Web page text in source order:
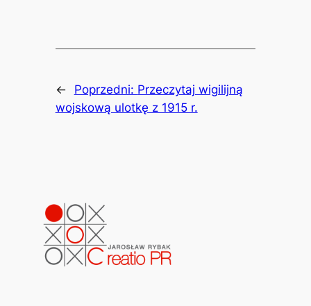
← Poprzedni: Przeczytaj wigilijną
wojskową ulotkę z 1915 r.